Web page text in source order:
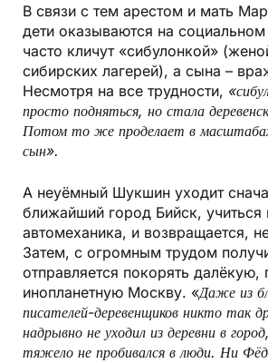
В связи с тем арестом и мать
дети оказываются на
часто кличут «сибулонкой»
сибирских лагерей), а сына –
Несмотря на все трудности,
просто подняться, но стала
Потом то же проделает в
сын».
А неуёмный Шукшин уходит
ближайший город Бийск, учиться
автомеханика, и возвращается,
Затем, с огромным трудом
отправляется покорять далёкую,
инопланетную Москву. «Даже из
писателей-деревенщиков никто так
надрывно не уходил из деревни в
тяжело не пробивался в люди. Ни